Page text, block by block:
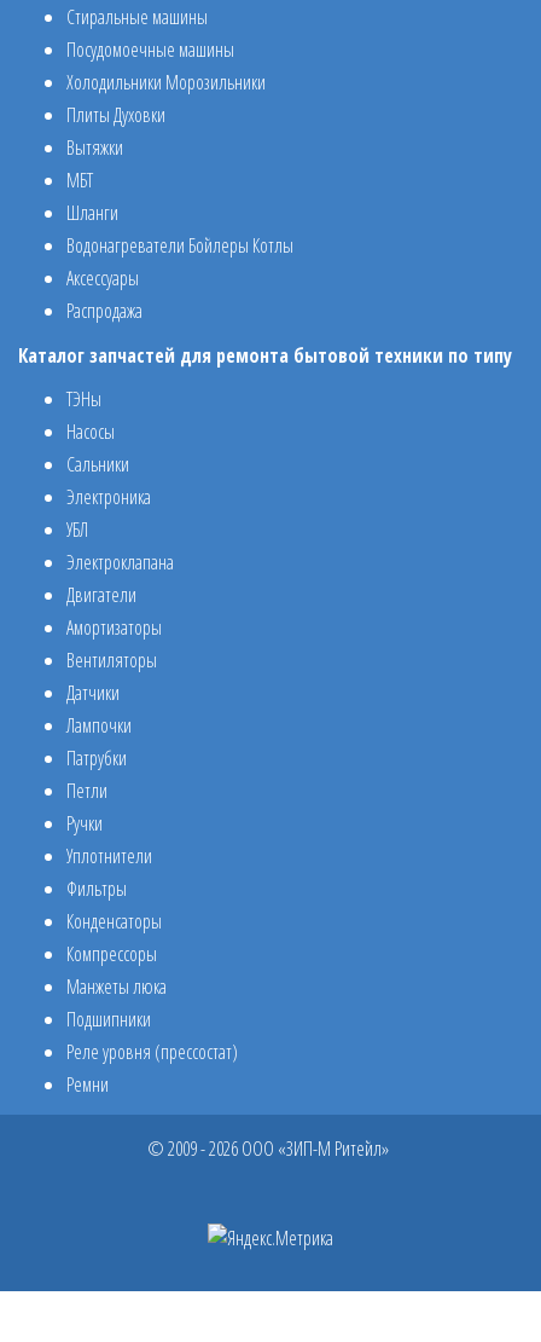
Стиральные машины
Посудомоечные машины
Холодильники Морозильники
Плиты Духовки
Вытяжки
МБТ
Шланги
Водонагреватели Бойлеры Котлы
Аксессуары
Распродажа
Каталог запчастей для ремонта бытовой техники по типу
ТЭНы
Насосы
Сальники
Электроника
УБЛ
Электроклапана
Двигатели
Амортизаторы
Вентиляторы
Датчики
Лампочки
Патрубки
Петли
Ручки
Уплотнители
Фильтры
Конденсаторы
Компрессоры
Манжеты люка
Подшипники
Реле уровня (прессостат)
Ремни
© 2009 - 2026 ООО «ЗИП-М Ритейл»